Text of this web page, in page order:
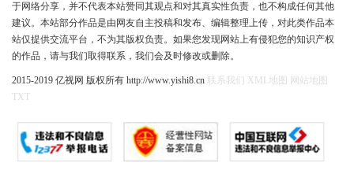
于网络分享，并不代表本站赞同其观点和对其真实性负责，也不构成任何其他
建议。本站部分作品是由网友自主投稿和发布、编辑整理上传，对此类作品本
站仅提供交流平台，不为其版权负责。如果您发现网站上有侵犯您的知识产权
的作品，请与我们取得联系，我们会及时修改或删除。
2015-2019 亿视网 版权所有 http://www.yishi8.cn 联系我们 XML地图
网站地图
TXT